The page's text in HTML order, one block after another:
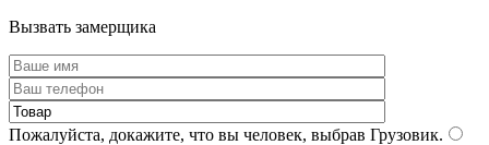
Вызвать замерщика
Пожалуйста, докажите, что вы человек, выбрав Грузовик.